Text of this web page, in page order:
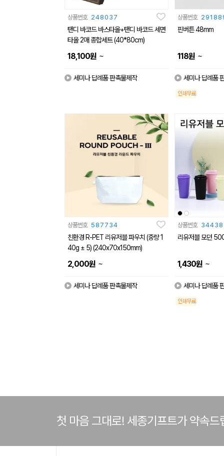
상품번호 248037
탠디 바코드 바스타올+탠디 바코드 세면
타올 2매 종합세트 (40*80cm)
18,100원 ~
세미나 답례품 판촉물제작
상품번호
핀버튼 48mm
118원 ~
세미나 답례품
인쇄무료
상품번호 587734
친환경 R-PET 리유저블 파우치 (중량 1
40g ± 5) (240x70x150mm)
2,000원 ~
세미나 답례품 판촉물제작
상품번호
리유저블 모던
1,430원 ~
세미나 답례품
인쇄무료
첫 마음 그대로! 세종기프트가 약속드